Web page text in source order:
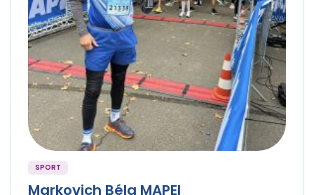
SPORT
Markovich Béla MAPEI